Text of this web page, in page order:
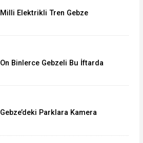
Milli Elektrikli Tren Gebze
On Binlerce Gebzeli Bu İftarda
Gebze’deki Parklara Kamera